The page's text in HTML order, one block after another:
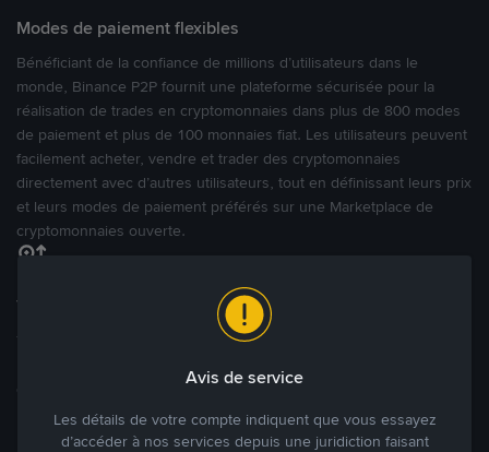
Modes de paiement flexibles
Bénéficiant de la confiance de millions d’utilisateurs dans le
monde, Binance P2P fournit une plateforme sécurisée pour la
réalisation de trades en cryptomonnaies dans plus de 800 modes
de paiement et plus de 100 monnaies fiat. Les utilisateurs peuvent
facilement acheter, vendre et trader des cryptomonnaies
directement avec d’autres utilisateurs, tout en définissant leurs prix
et leurs modes de paiement préférés sur une Marketplace de
cryptomonnaies ouverte.
Tradez à des prix avantageux pour vous
Tradez des cryptos en étant libres d’acheter et de vendre à votre
des annonces commerciales pour fixer vos propres prix.
Blog P2P Voir plus
Avis de service
Les détails de votre compte indiquent que vous essayez
d’accéder à nos services depuis une juridiction faisant